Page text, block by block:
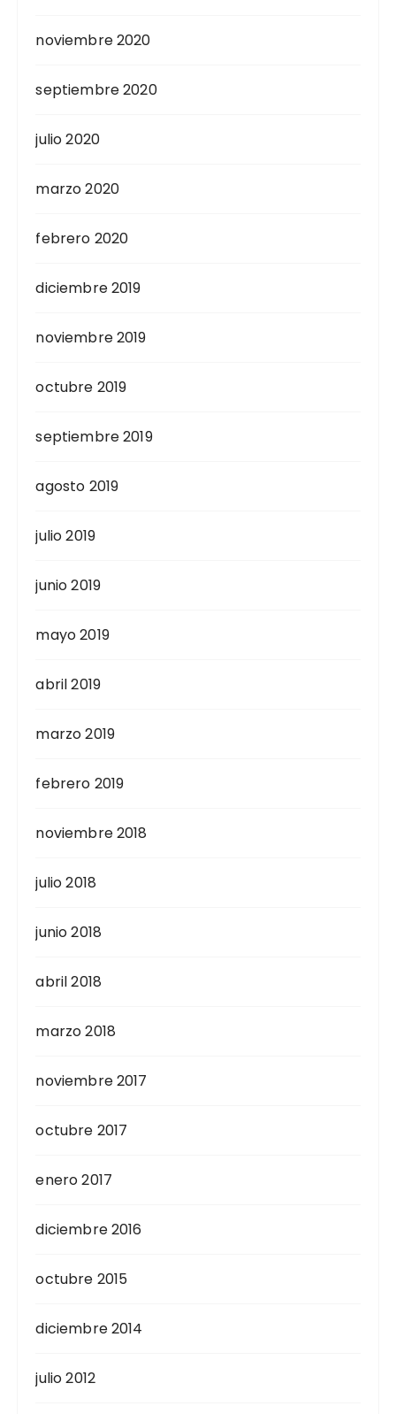
noviembre 2020
septiembre 2020
julio 2020
marzo 2020
febrero 2020
diciembre 2019
noviembre 2019
octubre 2019
septiembre 2019
agosto 2019
julio 2019
junio 2019
mayo 2019
abril 2019
marzo 2019
febrero 2019
noviembre 2018
julio 2018
junio 2018
abril 2018
marzo 2018
noviembre 2017
octubre 2017
enero 2017
diciembre 2016
octubre 2015
diciembre 2014
julio 2012